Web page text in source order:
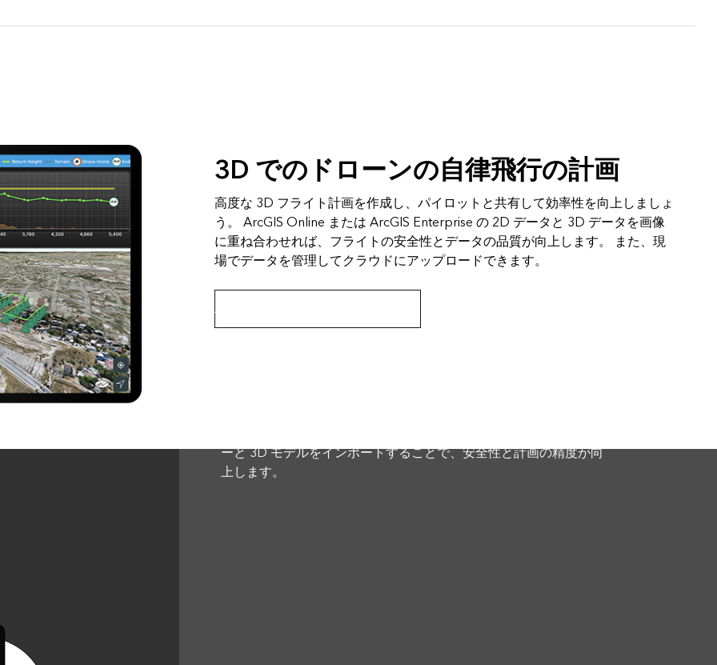
3D でのドローンの自律飛行の計画
高度な 3D フライト計画を作成し、パイロットと共有して効率性を向上しましょ
う。 ArcGIS Online または ArcGIS Enterprise の 2D データと 3D データを画像
に重ね合わせれば、フライトの安全性とデータの品質が向上します。 また、現
場でデータを管理してクラウドにアップロードできます。
ArcGIS Flight アプリをダウンロード
ーと 3D モデルをインポートすることで、安全性と計画の精度が向
上します。